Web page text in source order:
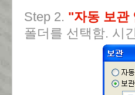
Step 2. "자동 보관
폴더를 선택함. 시